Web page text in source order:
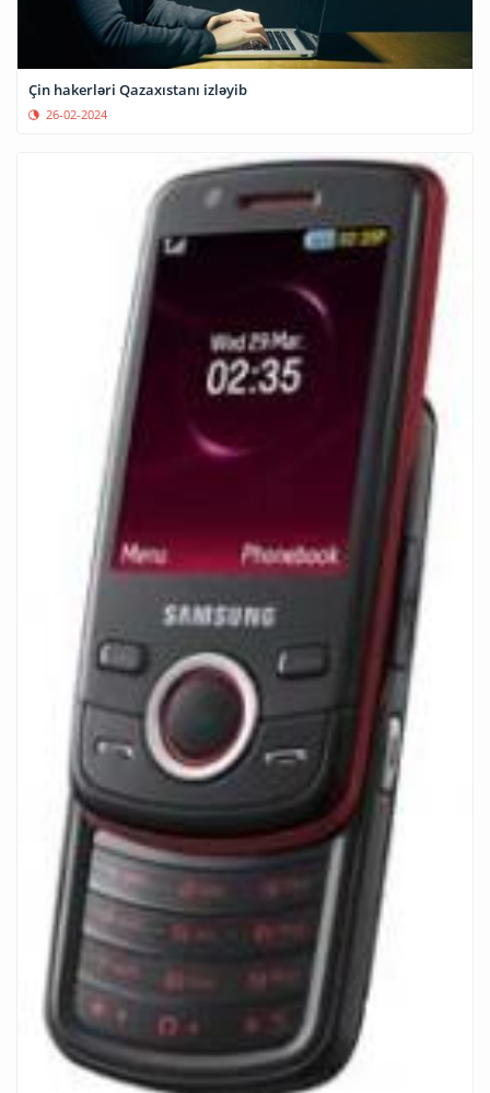
Çin hakerləri Qazaxıstanı izləyib
26-02-2024